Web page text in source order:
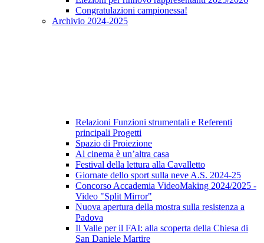
Congratulazioni campionessa!
Archivio 2024-2025
Relazioni Funzioni strumentali e Referenti
principali Progetti
Spazio di Proiezione
Al cinema è un’altra casa
Festival della lettura alla Cavalletto
Giornate dello sport sulla neve A.S. 2024-25
Concorso Accademia VideoMaking 2024/2025 -
Video "Split Mirror"
Nuova apertura della mostra sulla resistenza a
Padova
Il Valle per il FAI: alla scoperta della Chiesa di
San Daniele Martire